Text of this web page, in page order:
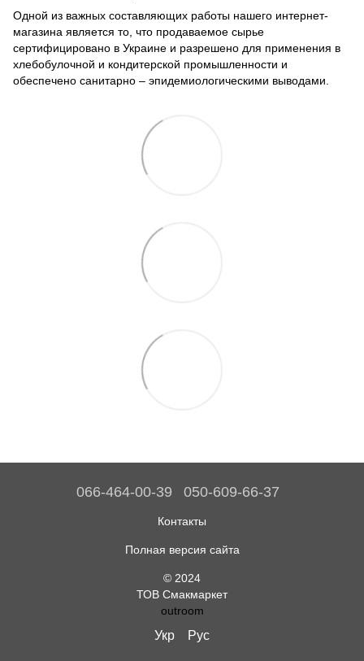
Одной из важных составляющих работы нашего интернет-
магазина является то, что продаваемое сырье
сертифицировано в Украине и разрешено для применения в
хлебобулочной и кондитерской промышленности и
обеспечено санитарно – эпидемиологическими выводами.
066-464-00-39 050-609-66-37
Контакты
Полная версия сайта
© 2024
ТОВ Смакмаркет
outroom
Укр Рус